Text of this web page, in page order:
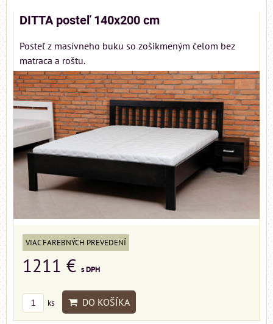
DITTA posteľ 140x200 cm
Posteľ z masívneho buku so zošikmeným čelom bez
matraca a roštu.
VIAC FAREBNÝCH PREVEDENÍ
1211 € s DPH
ks DO KOŠÍKA